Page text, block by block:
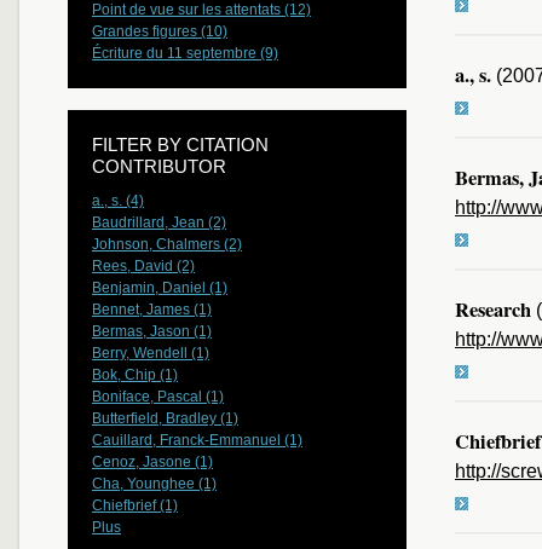
a., s.
Bermas,
http://
Research
http://
http://
Point de vue sur les attentats (12)
Grandes figures (10)
Écriture du 11 septembre (9)
FILTER BY CITATION
CONTRIBUTOR
a., s. (4)
Baudrillard, Jean (2)
Johnson, Chalmers (2)
Rees, David (2)
Benjamin, Daniel (1)
Bennet, James (1)
Bermas, Jason (1)
Berry, Wendell (1)
Bok, Chip (1)
Boniface, Pascal (1)
Butterfield, Bradley (1)
Cauillard, Franck-Emmanuel (1)
Cenoz, Jasone (1)
Cha, Younghee (1)
Chiefbrief (1)
Plus